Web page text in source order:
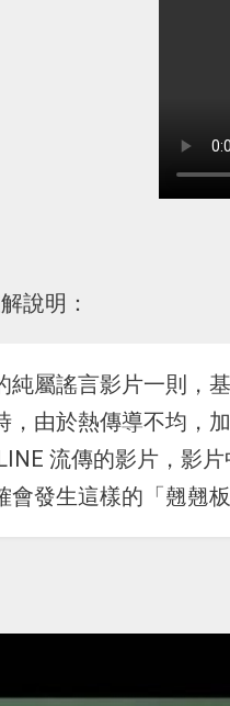
說明：
純屬謠言影片一則，
，由於熱傳導不均，
流傳的影片，影
會發生這樣的「翹翹板